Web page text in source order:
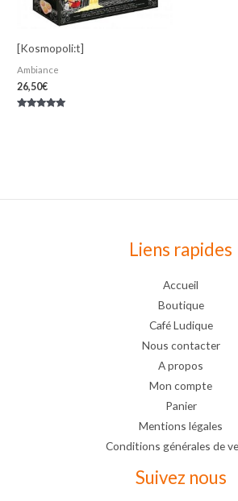
[Kosmopoli:t]
Ambiance
26,50€
Liens rapides
Accueil
Boutique
Café Ludique
Nous contacter
A propos
Mon compte
Panier
Mentions légales
Conditions générales de
Suivez nous